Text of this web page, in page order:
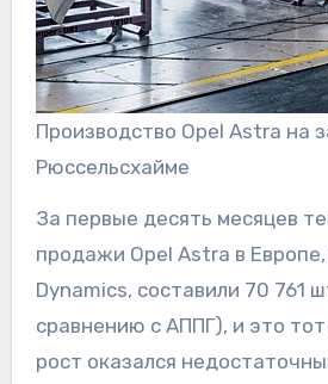
Производство Opel Astra на
Рюссельсхайме
За первые десять месяцев
продажи Opel Astra в
Dynamics, составили 70 761
сравнению с АППГ), и это тот
рост оказался